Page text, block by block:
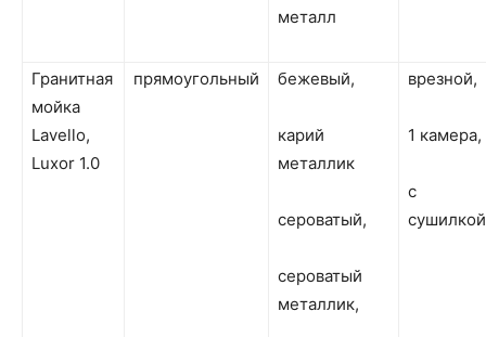
металл
Гранитная
мойка
Lavello,
Luxor 1.0
прямоугольный бежевый,
карий
металлик
сероватый,
сероватый
металлик,
врезной,
1 камера,
с
сушилкой